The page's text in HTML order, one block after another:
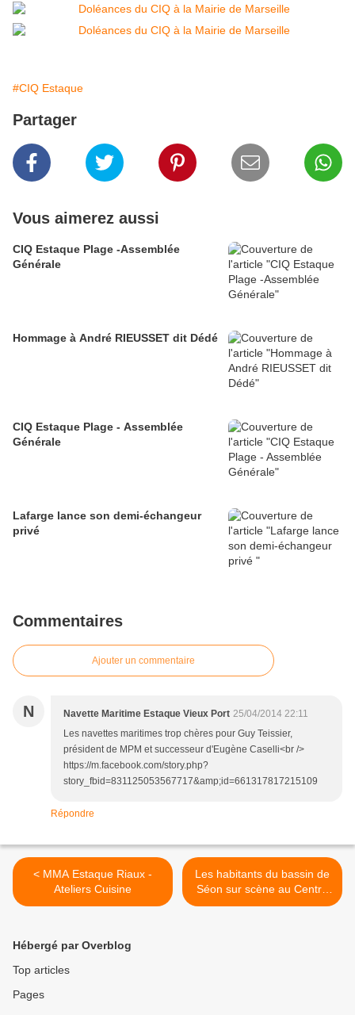
#CIQ Estaque
Partager
Vous aimerez aussi
CIQ Estaque Plage -Assemblée
Générale
Hommage à André RIEUSSET dit Dédé
CIQ Estaque Plage - Assemblée
Générale
Lafarge lance son demi-échangeur
privé
Commentaires
Ajouter un commentaire
N Navette Maritime Estaque Vieux Port 25/04/2014 22:11
Les navettes maritimes trop chères pour Guy Teissier,
président de MPM et successeur d'Eugène Caselli<br />
https://m.facebook.com/story.php?
story_fbid=831125053567717&amp;id=661317817215109
Répondre
< MMA Estaque Riaux -
Ateliers Cuisine
Les habitants du bassin de
Séon sur scène au Centre
Social >
Hébergé par Overblog
Top articles
Pages